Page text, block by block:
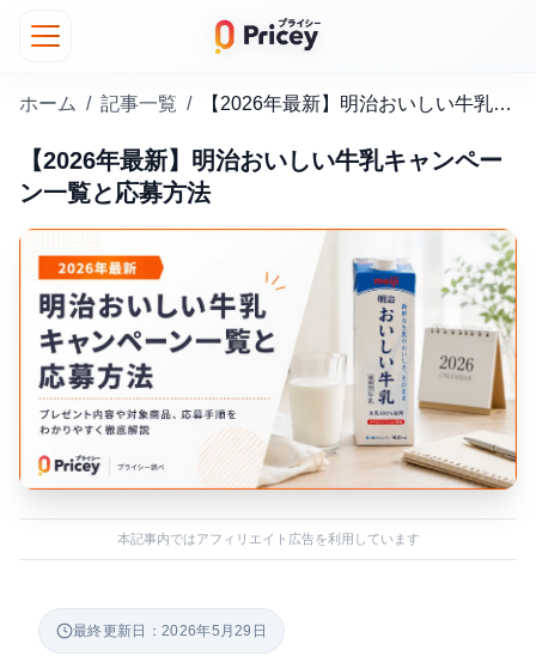
ホーム / 記事一覧 / 【2026年最新】明治おいしい牛乳キャンペーン一覧と応募方法
【2026年最新】明治おいしい牛乳キャンペー
ン一覧と応募方法
本記事内ではアフィリエイト広告を利用しています
最終更新日：2026年5月29日